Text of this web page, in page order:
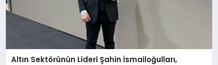
Altın Sektörünün Lideri Şahin İsmailoğulları,